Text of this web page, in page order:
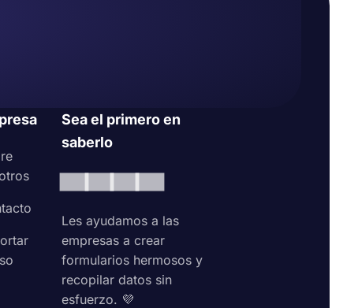
Sea el primero en
saberlo
Les ayudamos a las
empresas a crear
formularios hermosos y
recopilar datos sin
esfuerzo. 💜